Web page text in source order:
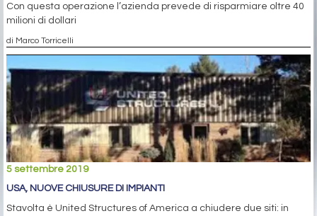
Con questa operazione l’azienda prevede di risparmiare oltre 40
milioni di dollari
di Marco Torricelli
5 settembre 2019
USA, NUOVE CHIUSURE DI IMPIANTI
Stavolta è United Structures of America a chiudere due siti: in